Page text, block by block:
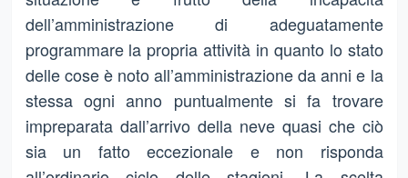
dell’amministrazione di adeguatamente
programmare la propria attività in quanto lo stato
delle cose è noto all’amministrazione da anni e la
stessa ogni anno puntualmente si fa trovare
impreparata dall’arrivo della neve quasi che ciò
sia un fatto eccezionale e non risponda